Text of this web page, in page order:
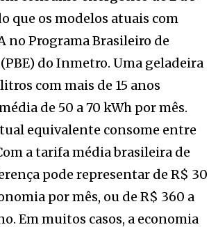
que os modelos atuais com
no Programa Brasileiro de
do Inmetro. Uma geladeira
com mais de 15 anos
de 50 a 70 kWh por mês.
equivalente consome entre
a tarifa média brasileira de
pode representar de R$ 30
por mês, ou de R$ 360 a
Em muitos casos, a economia